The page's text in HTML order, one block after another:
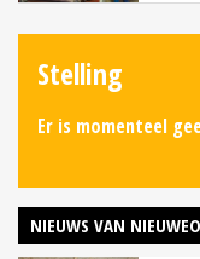
Stelling
Er is momenteel
NIEUWS VAN